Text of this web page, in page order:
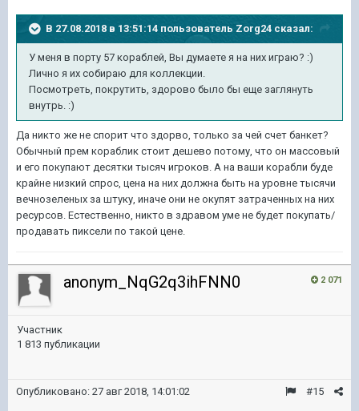
В 27.08.2018 в 13:51:14 пользователь Zorg24 сказал:
У меня в порту 57 кораблей, Вы думаете я на них играю? :)
Лично я их собираю для коллекции.
Посмотреть, покрутить, здорово было бы еще заглянуть
внутрь. :)
Да никто же не спорит что здорво, только за чей счет банкет?
Обычный прем кораблик стоит дешево потому, что он массовый
и его покупают десятки тысяч игроков. А на ваши корабли буде
крайне низкий спрос, цена на них должна быть на уровне тысячи
вечнозеленых за штуку, иначе они не окупят затраченных на них
ресурсов. Естественно, никто в здравом уме не будет покупать/
продавать пиксели по такой цене.
2 071
anonym_NqG2q3ihFNN0
Участник
1 813 публикации
#15
Опубликовано: 27 авг 2018, 14:01:02